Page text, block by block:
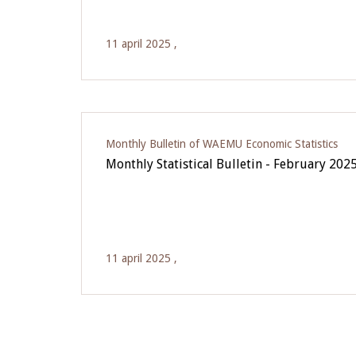
11 april 2025 ,
Monthly Bulletin of WAEMU Economic Statistics
Monthly Statistical Bulletin - February
11 april 2025 ,